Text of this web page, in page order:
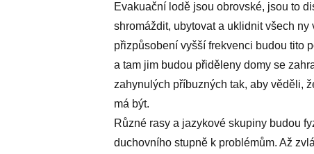
Evakuační lodě jsou obrovské, jsou to
shromáždit, ubytovat a uklidnit všech
přizpůsobení vyšší frekvenci budou tito
a tam jim budou přiděleny domy se
zahynulých příbuzných tak, aby věděli,
má být.
Různé rasy a jazykové skupiny budou
duchovního stupně k problémům. Až